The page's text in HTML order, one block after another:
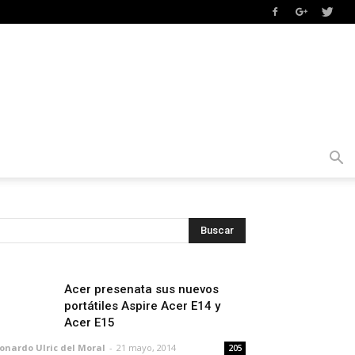
Acer presenata sus nuevos
portátiles Aspire Acer E14 y
Acer E15
Ulric del Moral - 21 mayo, 2014 205